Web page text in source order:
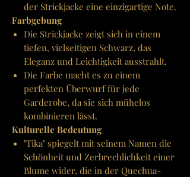
der Strickjacke eine einzigartige Note.
Farbgebung
Die Strickjacke zeigt sich in einem
tiefen, vielseitigen Schwarz, das
Eleganz und Leichtigkeit ausstrahlt.
Die Farbe macht es zu einem
perfekten Überwurf für jede
Garderobe, da sie sich mühelos
kombinieren lässt.
Kulturelle Bedeutung
"Tika" spiegelt mit seinem Namen die
Schönheit und Zerbrechlichkeit einer
Blume wider, die in der Quechua-